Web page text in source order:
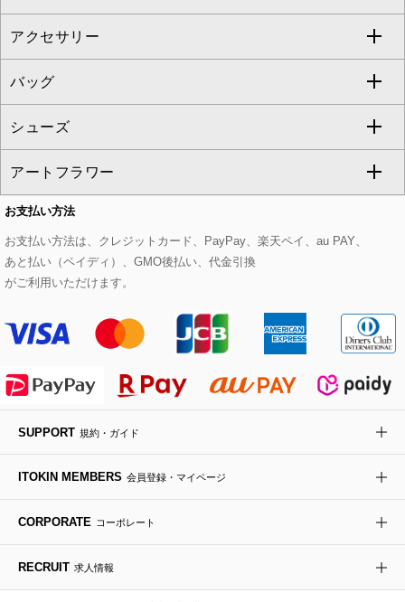
eur3
Maison de CINQ
MK MICHEL KLEIN BAG
HIROKO KOSHINO
ベスト・ジレ
パーカー
タンクトップ・キャミソール
スウェット・ジャージー
その他のトップス
その他のワンピース・ドレス
ハーフ・ショート丈パンツ
サロペット・オールインワン
その他のパンツ
ミモレ丈スカート
ショート・ミニ丈スカート
その他のスカート
ノーカラージャケット
セットアップ
セットアップジャケット
セットアップパンツ
セットアップスカート
セットアップワンピース
トレンチコート
ピーコート
ダッフルコート
チェスターコート
モッズコート
ステンカラーコート
ライダースジャケット
デニムジャケット
ダウンジャケット・コート
すべてのグッズ・小物
マスク
ストール・マフラー・スヌード
ベルト・サスペンダー
帽子
ヘアアクセサリー
ハンカチ・バンダナ
手袋
チャーム・ストラップ
アクセサリー
すべてのアクセサリー
ネックレス
ピアス・イヤリング
ブレスレット・バングル
ブローチ・コサージュ
バッグ
すべてのバッグ
トートバッグ
ショルダーバッグ
ボストンバッグ
バックパック・リュック
ボディバッグ・メッセンジャーバッグ
トラベルバッグ
シューズ
すべてのシューズ
パンプス
スニーカー
フラットシューズ
ローファー
ドレスシューズ
アートフラワー
すべてのアートフラワー
ローズ
カサブランカ・カラー
ラナンキュラス
ポプリアレンジ＆フレグランス
お支払い方法
お支払い方法は、クレジットカード、PayPay、楽天ペイ、au PAY、
あと払い（ペイディ）、GMO後払い、代金引換
がご利用いただけます。
SUPPORT 規約・ガイド
ITOKIN MEMBERS 会員登録・マイページ
CORPORATE コーポレート
RECRUIT 求人情報